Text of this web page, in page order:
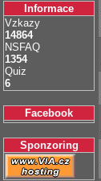
Informace
Vzkazy
14864
NSFAQ
1354
Quiz
6
Facebook
Sponzoring